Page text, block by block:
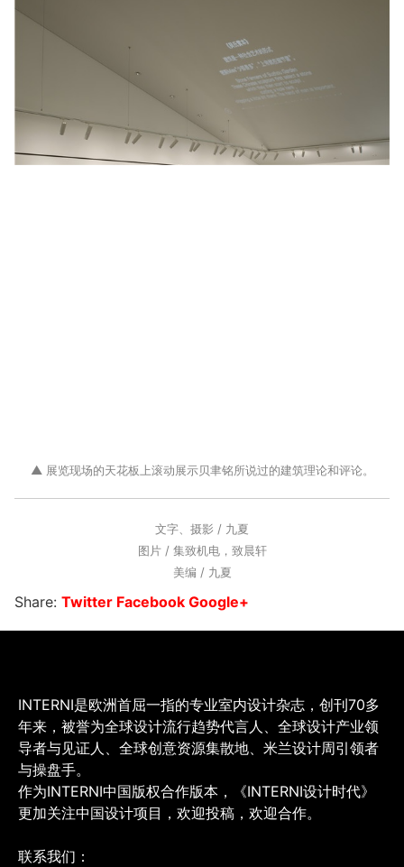
▲ 展览现场的天花板上滚动展示贝聿铭所说过的建筑理论和评论。
文字、摄影 / 九夏
图片 / 集致机电，致晨轩
美编 / 九夏
Share: Twitter Facebook Google+
INTERNI是欧洲首屈一指的专业室内设计杂志，创刊70多
年来，被誉为全球设计流行趋势代言人、全球设计产业领
导者与见证人、全球创意资源集散地、米兰设计周引领者
与操盘手。
作为INTERNI中国版权合作版本，《INTERNI设计时代》
更加关注中国设计项目，欢迎投稿，欢迎合作。
联系我们：